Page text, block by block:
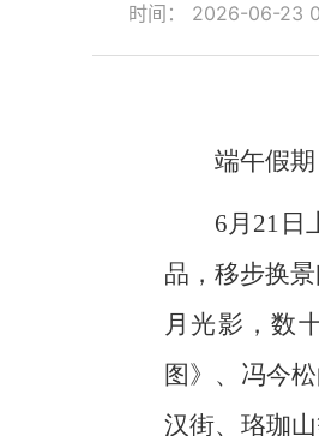
时间： 2026-06-23
端午假
6月21日
品，移步换
月光影，数
图》、冯今
汉街、珞珈